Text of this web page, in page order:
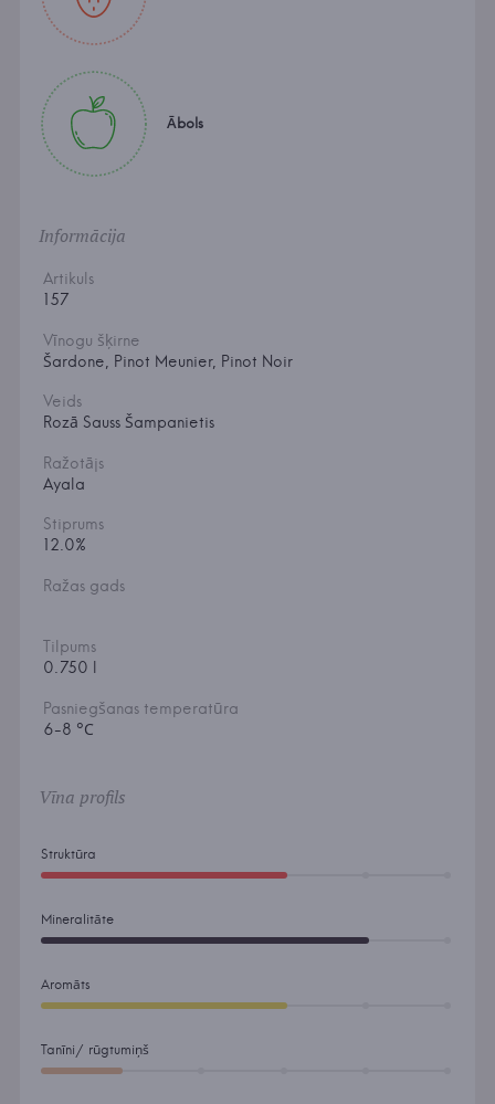
Ābols
Informācija
Artikuls
157
Vīnogu šķirne
Šardone, Pinot Meunier, Pinot Noir
Veids
Rozā Sauss Šampanietis
Ražotājs
Ayala
Stiprums
12.0%
Ražas gads
Tilpums
0.750 l
Pasniegšanas temperatūra
6-8 °С
Vīna profils
Struktūra
Mineralitāte
Aromāts
Tanīni/ rūgtumiņš